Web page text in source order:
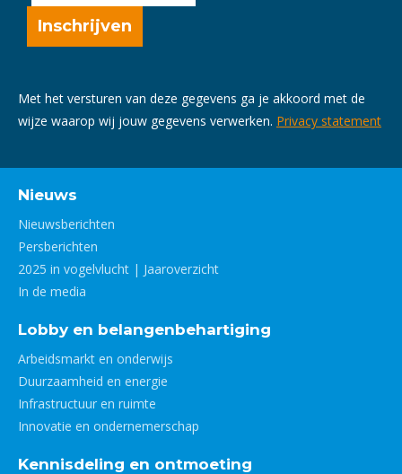
Met het versturen van deze gegevens ga je akkoord met de
wijze waarop wij jouw gegevens verwerken. Privacy statement
Nieuws
Nieuwsberichten
Persberichten
2025 in vogelvlucht | Jaaroverzicht
In de media
Lobby en belangenbehartiging
Arbeidsmarkt en onderwijs
Duurzaamheid en energie
Infrastructuur en ruimte
Innovatie en ondernemerschap
Kennisdeling en ontmoeting